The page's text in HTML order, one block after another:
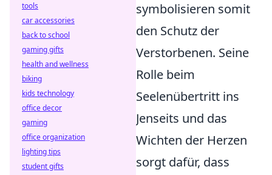
symbolisieren somit
den Schutz der
Verstorbenen. Seine
Rolle beim
Seelenübertritt ins
Jenseits und das
Wichten der Herzen
sorgt dafür, dass
tools
car accessories
back to school
gaming gifts
health and wellness
biking
kids technology
office decor
gaming
office organization
lighting tips
student gifts